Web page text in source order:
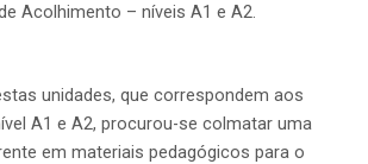
Acolhimento – níveis A1 e A2.
unidades, que correspondem aos
A1 e A2, procurou-se colmatar uma
em materiais pedagógicos para o